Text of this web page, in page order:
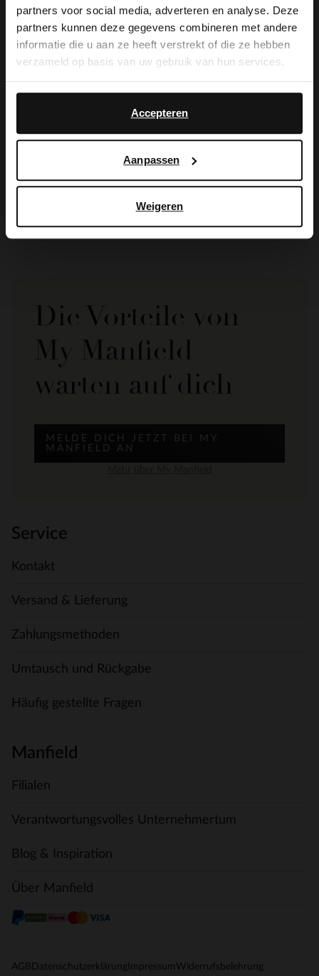
partners voor social media, adverteren en analyse. Deze
partners kunnen deze gegevens combineren met andere
informatie die u aan ze heeft verstrekt of die ze hebben
verzameld op basis van uw gebruik van hun services.
Accepteren
Aanpassen
Weigeren
90.00
36.00
Schwarze Ledersandalen
74.99
37.50
Die Vorteile von
My Manfield
warten auf dich
MELDE DICH JETZT BEI MY
MANFIELD AN
Service
Kontakt
Versand & Lieferung
Zahlungsmethoden
Umtausch und Rückgabe
Häufig gestellte Fragen
Manfield
Filialen
Verantwortungsvolles Unternehmertum
Blog & Inspiration
Über Manfield
AGB Datenschutzerklärung Impressum Widerrufsbelehrung
It looks like your language isn't Dutch. Would
you like to switch to English?
English